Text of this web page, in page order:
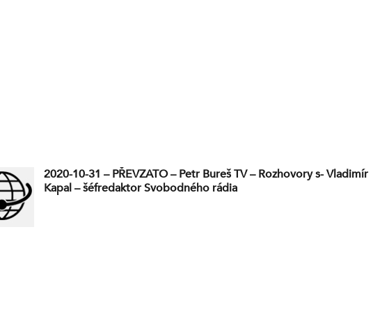
2020-10-31 – PŘEVZATO – Petr Bureš TV – Rozhovory s- Vladimír
Kapal – šéfredaktor Svobodného rádia